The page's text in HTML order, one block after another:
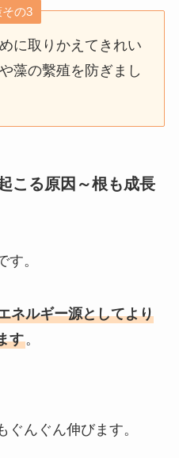
の3
に取りかえてきれい
藻の繫殖を防ぎまし
こる原因～根も成長
す。
ネルギー源としてより
す。
んぐん伸びます。